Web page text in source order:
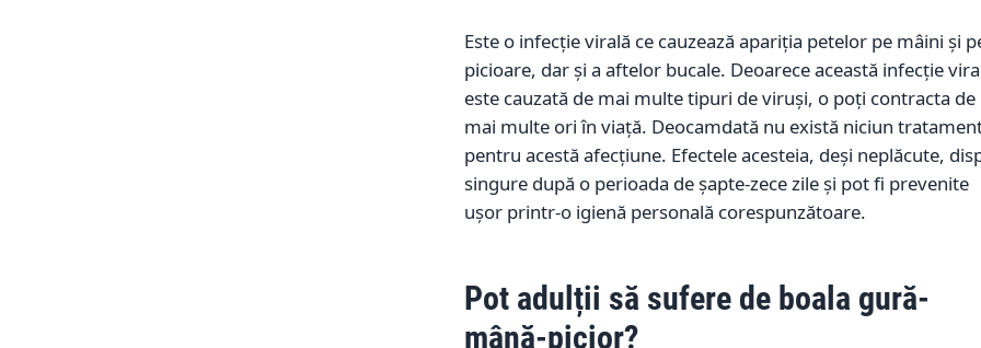
Este o infecție virală ce cauzează apariția petelor pe mâini și
picioare, dar și a aftelor bucale. Deoarece această infecție
este cauzată de mai multe tipuri de viruși, o poți contracta de
mai multe ori în viață. Deocamdată nu există niciun
pentru acestă afecțiune. Efectele acesteia, deși neplăcute,
singure după o perioada de șapte-zece zile și pot fi prevenite
ușor printr-o igienă personală corespunzătoare.
Pot adulții să sufere de boala gură-
mână-picior?